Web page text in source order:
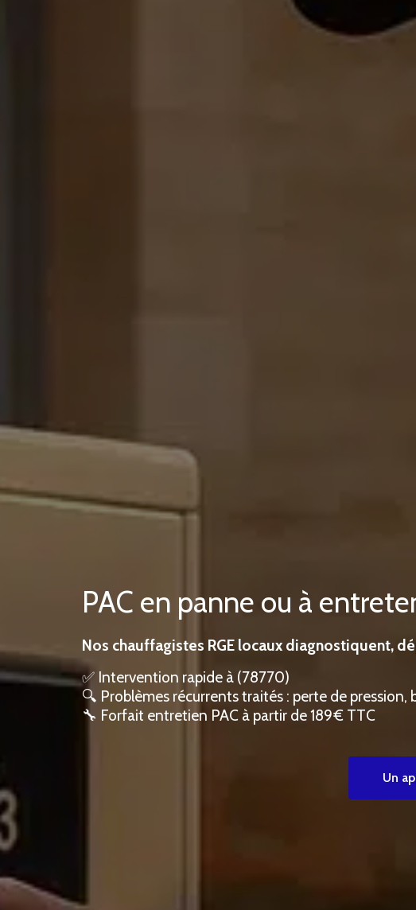
PAC en panne ou à
Nos chauffagistes RGE locaux diagnostiquent,
✅ Intervention rapide à (78770)
🔍 Problèmes récurrents traités : perte de
🔧 Forfait entretien PAC à partir de 189 € TTC
Un